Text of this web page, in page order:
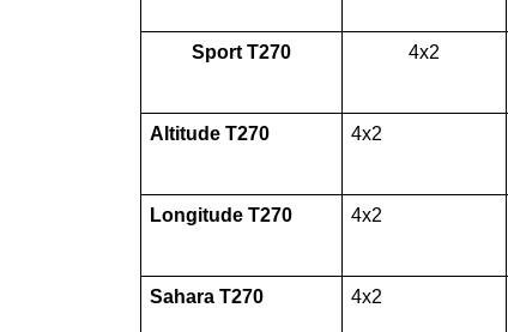
Sport T270 4x2
Altitude T270 4x2
Longitude T270 4x2
Sahara T270 4x2